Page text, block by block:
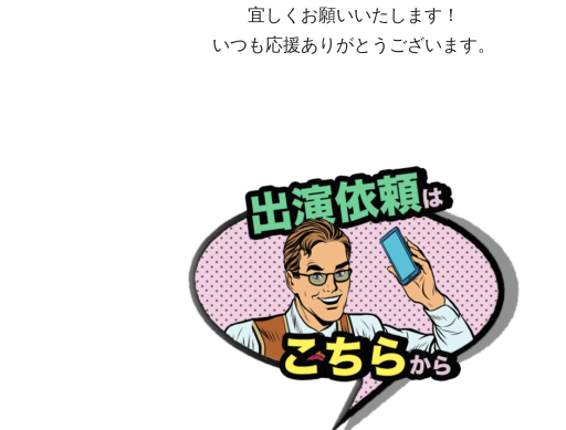
宜しくお願いいたします！
いつも応援ありがとうございます。